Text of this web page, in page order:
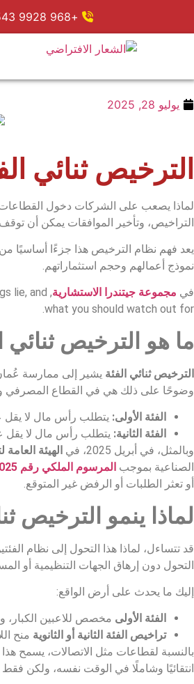
+968 9928 0543
يوليو 28, 2025
الترخيص ثنائي
لماذا يصعب على الشركات دخول القطاعات
التراخيص، وتأخير الموافقات يمكن أن
يعد فهم نظام الترخيص هذا جزءًا أساسيًا
نموذج أعمالهم وحجم استثماراتهم.
في مجموعة جيتندرا الاستشارية lie, and
what you should watch out for.
ما هو الترخيص
الترخيص ثنائي الفئة يشير إلى ممارسة
وضوحًا على ذلك هي في القطاع المصرفي
الفئة الأولى: يتطلب رأس مال لا يقل عن 30 مليون ريال
الفئة الثانية: يتطلب رأس مال لا يقل عن 10 ملايين ريال
وبالمثل، في أبريل 2025، في
الهيئة
الصناعية بموجب المرسوم الملكي رقم 40/2025
أو تعثر الطلبات أو الرفض غير المتوقع.
لماذا ينمو الترخيص
قد تتساءل، لماذا هذا التحول إلى نظام
التحول دون إرهاق الجهات التنظيمية أو
إليك ما يحدث على أرض الواقع:
الفئة الأولى مخصص للاعبين الكبار،
تراخيص الفئة الثانية أو الثانوية منح
بالنسبة لقطاعات مثل الاتصالات، يسمح هذا
انتقائيًا وشاملًا في الوقت نفسه، ولكن